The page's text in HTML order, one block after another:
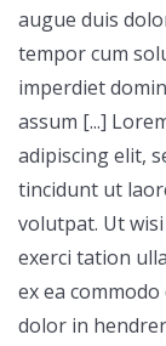
augue duis
tempor cum
imperdiet
assum [...]
adipiscing elit,
tincidunt ut
volutpat. Ut
exerci tation
ex ea
dolor in